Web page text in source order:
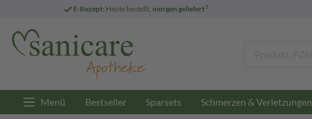
E-Rezept: Heute bestellt, morgen geliefert3
Menü Bestseller Sparsets Schmerzen & Verletzungen